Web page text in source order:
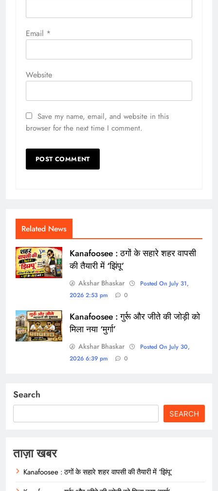
Email *
Website
Save my name, email, and website in this
browser for the next time I comment.
Related News
Kanafoosee : ठगों के सहारे शहर वापसी
की तैयारी में ‘झिंपू’
Akshar Bhaskar
Posted On July 31,
2026 2:53 pm
0
Kanafoosee : गुर्रू और जीते की जोड़ी को
मिला नया ‘मुर्गा’
Akshar Bhaskar
Posted On July 30,
2026 6:39 pm
0
Search
SEARCH
ताज़ा खबर
Kanafoosee : ठगों के सहारे शहर वापसी की तैयारी में ‘झिंपू’